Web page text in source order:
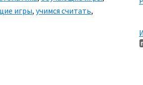
игры, учимся считать,